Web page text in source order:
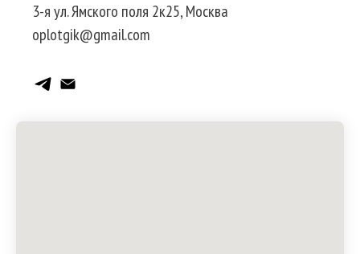
3-я ул. Ямского поля 2к25, Москва
oplotgik@gmail.com